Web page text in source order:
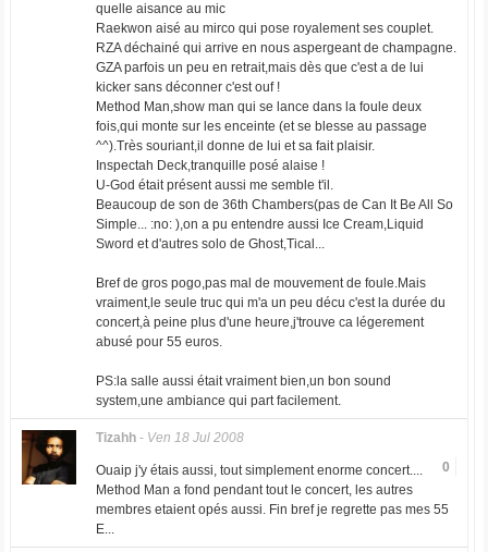
quelle aisance au mic
Raekwon aisé au mirco qui pose royalement ses couplet.
RZA déchainé qui arrive en nous aspergeant de champagne.
GZA parfois un peu en retrait,mais dès que c'est a de lui
kicker sans déconner c'est ouf !
Method Man,show man qui se lance dans la foule deux
fois,qui monte sur les enceinte (et se blesse au passage
^^).Très souriant,il donne de lui et sa fait plaisir.
Inspectah Deck,tranquille posé alaise !
U-God était présent aussi me semble t'il.
Beaucoup de son de 36th Chambers(pas de Can It Be All So
Simple... :no: ),on a pu entendre aussi Ice Cream,Liquid
Sword et d'autres solo de Ghost,Tical...
Bref de gros pogo,pas mal de mouvement de foule.Mais
vraiment,le seule truc qui m'a un peu décu c'est la durée du
concert,à peine plus d'une heure,j'trouve ca légerement
abusé pour 55 euros.
PS:la salle aussi était vraiment bien,un bon sound
system,une ambiance qui part facilement.
Tizahh- Ven 18 Jul 2008
0
Ouaip j'y étais aussi, tout simplement enorme concert....
Method Man a fond pendant tout le concert, les autres
membres etaient opés aussi. Fin bref je regrette pas mes 55
E...